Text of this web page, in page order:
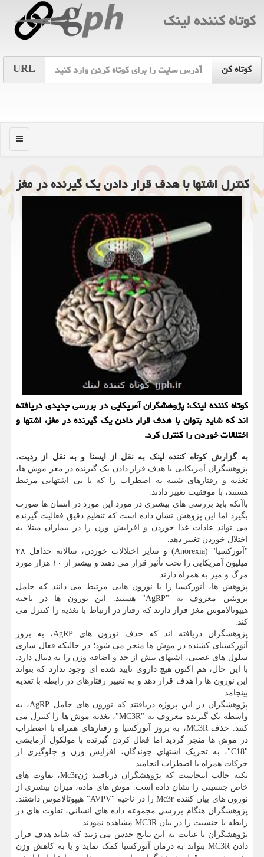
كوتاه كننده لینك
URL
منو
كنترل اشتها با هدف قرار دادن یك گیرنده در مغز
کوتاه کننده لینک: پژوهشگران آمریکایی در بررسی جدیدی دریافته
اند که شاید بتوان با هدف قرار دادن یک گیرنده در مغز، اشتها و
اختلالات خوردن را کنترل کرد.
به گزارش کوتاه کننده لینک به نقل از ایسنا و به نقل از ردیت،
پژوهشگران آمریکایی با هدف قرار دادن یک گیرنده در مغز موش ها،
تغذیه و رفتارهای شبیه به اضطراب را که با بی اشتهایی مرتبط
هستند، با موفقیت تغییر دادند.
باآنکه باید بررسی های بیشتری در مورد این مورد در انسان ها صورت
بگیرد اما این پژوهش نشان داده است که تنظیم دقیق فعالیت گیرنده
می تواند عادات غذا خوردن و افزایش وزن را در بیماران مبتلا به
اختلال خوردن تغییر دهد.
"آنورکسیا" (Anorexia) و سایر اختلالات خوردن، سالانه حداقل ۲۸
میلیون آمریکایی را تحت تأثیر قرار می دهند و بیشتر از ۱۰ هزار مورد
مرگ و میر به همراه دارند.
پژوهش ها، آنورکسیا را با نورون هایی مرتبط می دانند که حامل
پروتئین معروف به "AgRP" هستند. این نورون ها در ناحیه
هیپوتالاموس مغز قرار دارند که رفتار در ارتباط با تغذیه را کنترل می
کند.
پژوهشگران دریافته اند که حذف نورون های AgRP، به بروز
آنورکسیای کشنده در موش ها منجر می شود؛ در حالیکه فعال سازی
سلول های عصبی، اشتهای بیش از حد و اضافه وزن را به دنبال دارد.
با این حال، هم اکنون هیچ داروی تایید شده ای وجود ندارد که بتواند
این نورون ها را هدف قرار دهد و به تغییر رفتارهای در رابطه با تغذیه
بینجامد.
پژوهشگران در این پروژه دریافتند که نورون های حامل AgRP، به
واسطه یک گیرنده معروف به "MC3R"، تغذیه موش ها را کنترل می
کنند. حذف MC3R، به بروز آنورکسیا و رفتارهای همراه با اضطراب
در موش ها منجر گردید اما فعال کردن گیرنده با مولکول آزمایشی
"C18"، به تحریک اشتهای جوندگان، افزایش وزن و جلوگیری از
حرکات همراه با اضطراب انجامید.
نکته جالب اینجاست که پژوهشگران دریافتند ژنMc3r، تفاوت های
خاص جنسیتی را نشان داده است. موش های ماده، میزان بیشتری از
نورون های بیان کننده Mc3r را در ناحیه "AVPV" هیپوتالاموس داشتند.
پژوهشگران هنگام بررسی مجموعه داده های انسانی، تفاوت های در
رابطه با جنسیت را در بیان MC3R مشاهده نمودند.
پژوهشگران با عنایت به این نتایج حدس می زنند که شاید هدف قرار
دادن MC3R بتواند به درمان آنورکسیا کمک نماید و یا به کاهش وزن